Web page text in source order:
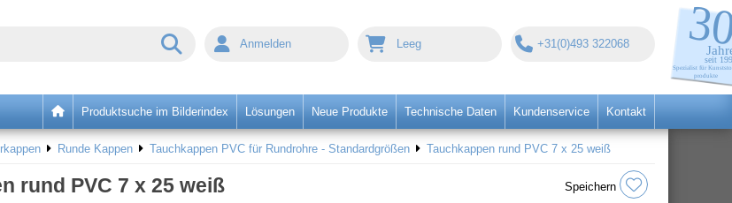
Anmelden Leeg +31(0)493 322068
Produktsuche im Bilderindex Lösungen Neue Produkte Technische Daten Kundenservice Kontakt
Runde Kappen Tauchkappen PVC für Rundrohre - Standardgrößen Tauchkappen rund PVC 7 x 25 weiß
rund PVC 7 x 25 weiß Speichern